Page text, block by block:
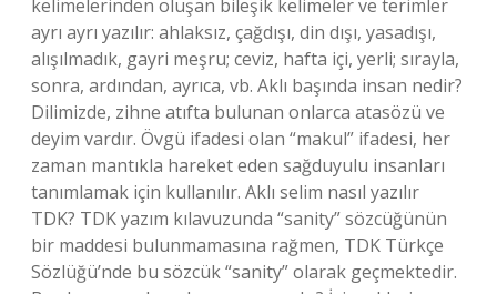
kelimelerinden oluşan bileşik kelimeler ve terimler
ayrı ayrı yazılır: ahlaksız, çağdışı, din dışı, yasadışı,
alışılmadık, gayri meşru; ceviz, hafta içi, yerli; sırayla,
sonra, ardından, ayrıca, vb. Aklı başında insan nedir?
Dilimizde, zihne atıfta bulunan onlarca atasözü ve
deyim vardır. Övgü ifadesi olan “makul” ifadesi, her
zaman mantıkla hareket eden sağduyulu insanları
tanımlamak için kullanılır. Aklı selim nasıl yazılır
TDK? TDK yazım kılavuzunda “sanity” sözcüğünün
bir maddesi bulunmamasına rağmen, TDK Türkçe
Sözlüğü’nde bu sözcük “sanity” olarak geçmektedir.